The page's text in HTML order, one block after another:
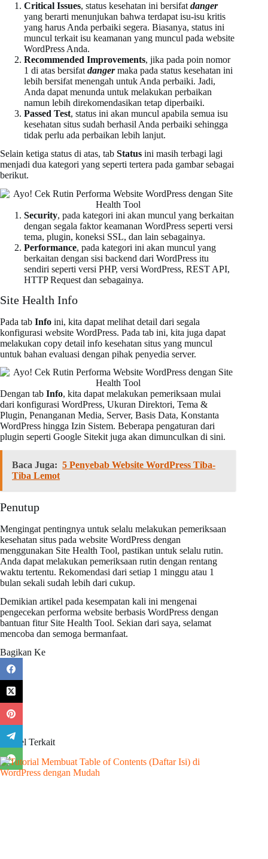
Critical Issues, status kesehatan ini bersifat danger
yang berarti menunjukan bahwa terdapat isu-isu kritis
yang harus Anda perbaiki segera. Biasanya, status ini
muncul terkait isu keamanan yang muncul pada website
WordPress Anda.
Recommended Improvements, jika pada poin nomor
1 di atas bersifat dangermaka pada status kesehatan ini
lebih bersifat menengah untuk Anda perbaiki. Jadi,
Anda dapat menunda untuk melakukan perbaikan
namun lebih direkomendasikan tetap diperbaiki.
Passed Test, status ini akan muncul apabila semua isu
kesehatan situs sudah berhasil Anda perbaiki sehingga
tidak perlu ada perbaikan lebih lanjut.
Selain ketiga status di atas, tab Status ini masih terbagi lagi
menjadi dua kategori yang seperti tertera pada gambar sebagai
berikut.
Security, pada kategori ini akan muncul yang berkaitan
dengan segala faktor keamanan WordPress seperti versi
tema, plugin, koneksi SSL, dan lain sebagainya.
Performance, pada kategori ini akan muncul yang
berkaitan dengan sisi backend dari WordPress itu
sendiri seperti versi PHP, versi WordPress, REST API,
HTTP Request dan sebagainya.
Site Health Info
Pada tab Info ini, kita dapat melihat detail dari segala
konfigurasi website WordPress. Pada tab ini, kita juga dapat
melakukan copy detail info kesehatan situs yang muncul
untuk bahan evaluasi dengan pihak penyedia server.
Dengan tab Info, kita dapat melakukan pemeriksaan mulai
dari konfigurasi WordPress, Ukuran Direktori, Tema &
Plugin, Penanganan Media, Server, Basis Data, Konstanta
WordPress hingga Izin Sistem. Beberapa pengaturan dari
plugin seperti Google Sitekit juga akan dimunculkan di sini.
Baca Juga: 5 Penyebab Website WordPress Tiba-
Tiba Lemot
Penutup
Mengingat pentingnya untuk selalu melakukan pemeriksaan
kesehatan situs pada website WordPress dengan
menggunakan Site Health Tool, pastikan untuk selalu rutin.
Anda dapat melakukan pemeriksaan rutin dengan rentang
waktu tertentu. Rekomendasi dari setiap 1 minggu atau 1
bulan sekali sudah lebih dari cukup.
Demikian artikel pada kesempatan kali ini mengenai
pengecekan performa website berbasis WordPress dengan
bantuan fitur Site Health Tool. Sekian dari saya, selamat
mencoba dan semoga bermanfaat.
Bagikan Ke
Artikel Terkait